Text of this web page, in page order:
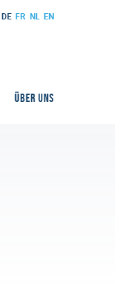
DE FR NL EN
ÜBER UNS